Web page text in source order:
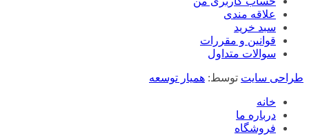
علاقه مندی
سبد خرید
قوانین و مقررات
سوالات متداول
طراحی سایت توسط: همیار توسعه
خانه
درباره ما
فروشگاه